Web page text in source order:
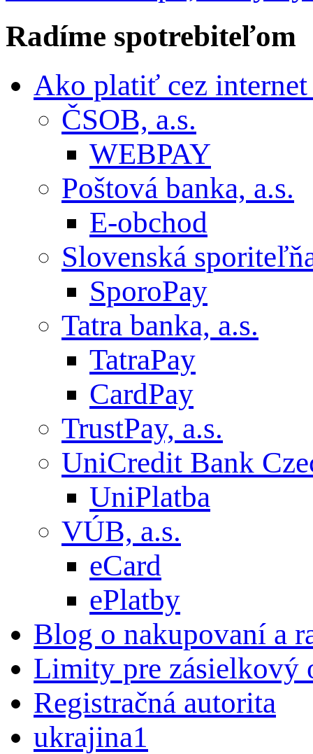
Radíme spotrebiteľom
Ako platiť cez internet
ČSOB, a.s.
WEBPAY
Poštová banka, a.s.
E-obchod
Slovenská
SporoPay
Tatra banka, a.s.
TatraPay
CardPay
TrustPay, a.s.
UniCredit Bank
UniPlatba
VÚB, a.s.
eCard
ePlatby
Blog o nakupovaní a
Limity pre zásielkový
Registračná autorita
ukrajina1